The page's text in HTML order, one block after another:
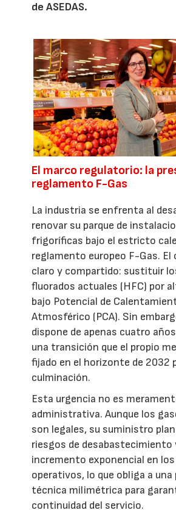
de ASEDAS.
El marco regulatorio: la
reglamento F-Gas
La industria se enfrenta al
renovar su parque de
frigoríficas bajo el estricto
reglamento europeo F-Gas. El
claro y compartido: sustituir
fluorados actuales (HFC) por
bajo Potencial de
Atmosférico (PCA). Sin
dispone de apenas cuatro
una transición que el propio
fijado en el horizonte de 2032
culminación.
Esta urgencia no es
administrativa. Aunque los
son legales, su suministro
riesgos de desabastecimiento
incremento exponencial en
operativos, lo que obliga a
técnica milimétrica para
continuidad del servicio.